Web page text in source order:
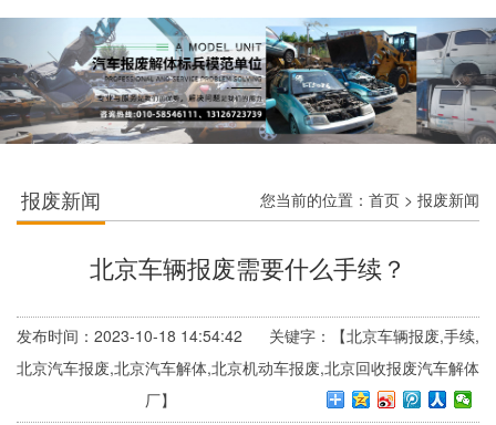
报废新闻 您当前的位置： 首页 > 报废新闻
北京车辆报废需要什么手续？
发布时间：2023-10-18 14:54:42 关键字：【北京车辆报废,手续,
北京汽车报废,北京汽车解体,北京机动车报废,北京回收报废汽车解体
厂】